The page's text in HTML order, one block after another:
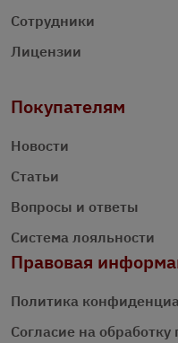
Сотрудники
Лицензии
Покупателям
Новости
Статьи
Вопросы и ответы
Система лояльности
Правовая
Политика
Согласие на